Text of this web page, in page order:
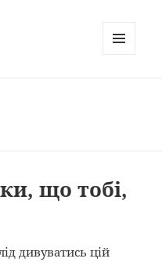
що тобі,
дивуватись цій